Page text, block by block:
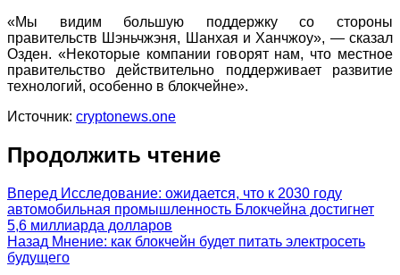
«Мы видим большую поддержку со стороны
правительств Шэньчжэня, Шанхая и Ханчжоу», — сказал
Озден. «Некоторые компании говорят нам, что местное
правительство действительно поддерживает развитие
технологий, особенно в блокчейне».
Источник: cryptonews.one
Продолжить чтение
Вперед Исследование: ожидается, что к 2030 году
автомобильная промышленность Блокчейна достигнет
5,6 миллиарда долларов
Назад Мнение: как блокчейн будет питать электросеть
будущего